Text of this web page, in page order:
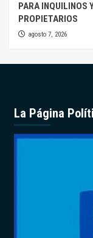
PARA INQUILINOS
PROPIETARIOS
agosto 7, 2026
La Página